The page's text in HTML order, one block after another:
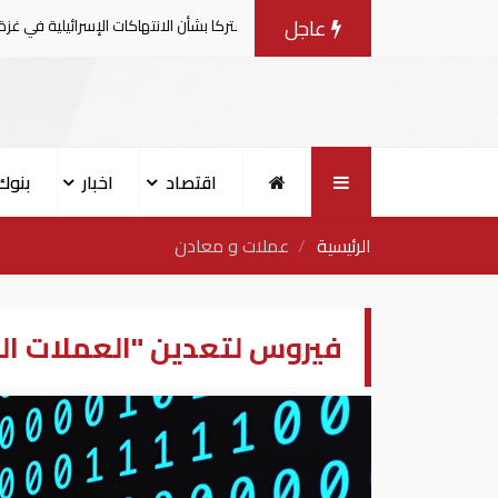
عاجل
يصدرون بيانا مشتركا بشأن الانتهاكات الإسرائيلية في غزة
اقتصاد اخبار
الرئيسية
عملات و معادن
فيروس لتعدين "العملات